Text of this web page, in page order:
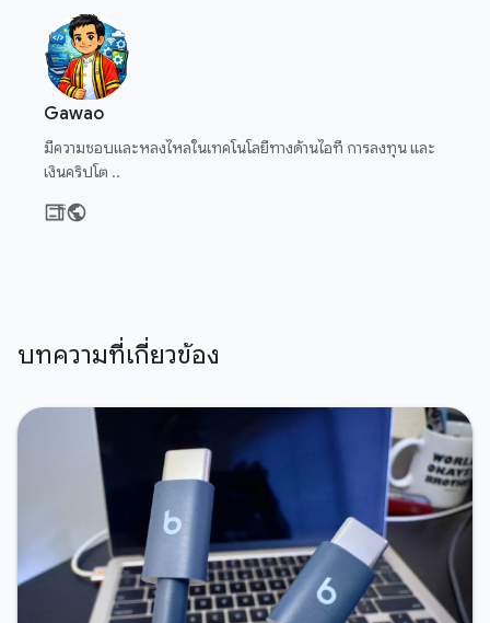
Gawao
มีความชอบและหลงไหลในเทคโนโลยีทางด้านไอที การลงทุน และ
เงินคริปโต ..
บทความที่เกี่ยวข้อง